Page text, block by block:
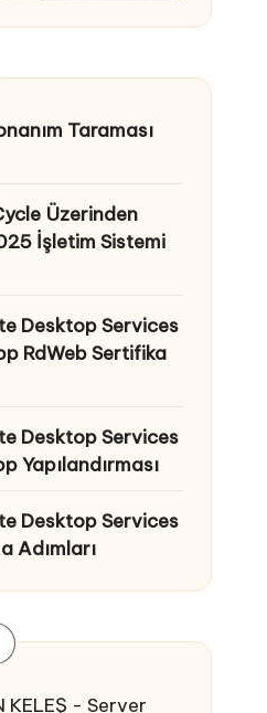
Taraması
Üzerinden
İşletim Sistemi
Desktop Services
RdWeb Sertifika
Desktop Services
Yapılandırması
Desktop Services
Adımları
KELEŞ -Server